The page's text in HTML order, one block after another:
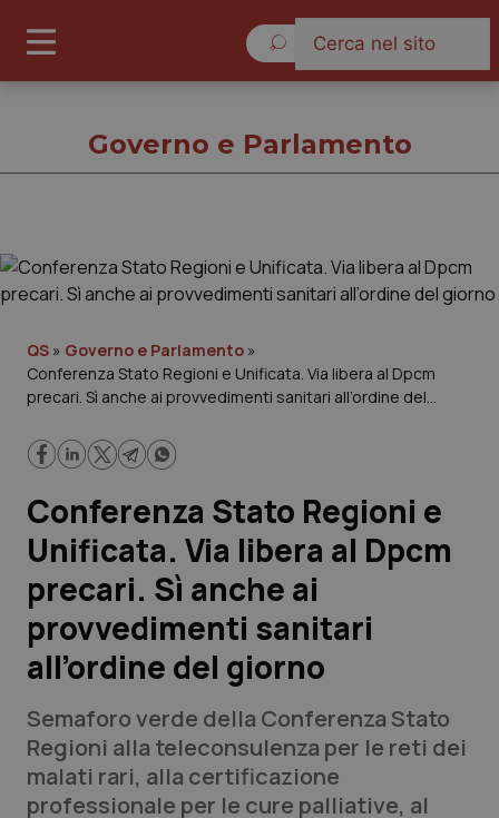
Governo e Parlamento
Regioni e Asl
Lavoro e Professioni
Scienza e Farmaci
Studi e Analisi
Lettere al direttore
Edizioni Regionali
QS Pro
Governo e Parlamento
QS » Governo e Parlamento »
Conferenza Stato Regioni e Unificata. Via libera al Dpcm
precari. Sì anche ai provvedimenti sanitari all’ordine del
Conferenza Stato Regioni e
Unificata. Via libera al Dpcm
precari. Sì anche ai
provvedimenti sanitari
all’ordine del giorno
Semaforo verde della Conferenza Stato
Regioni alla teleconsulenza per le reti dei
malati rari, alla certificazione
professionale per le cure palliative, al